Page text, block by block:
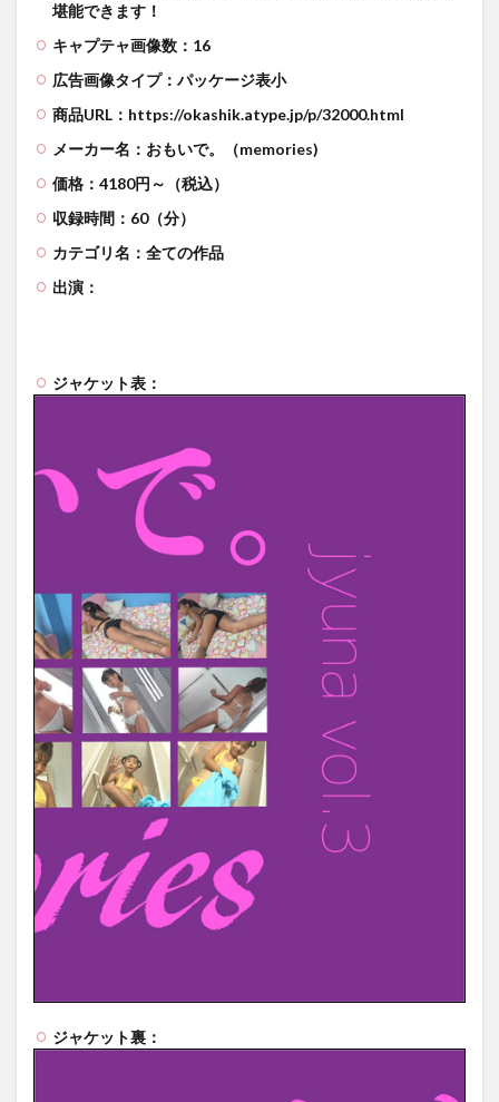
堪能できます！
キャプテャ画像数：16
広告画像タイプ：パッケージ表小
商品URL：https://okashik.atype.jp/p/32000.html
メーカー名：おもいで。（memories)
価格：4180円～（税込）
収録時間：60（分）
カテゴリ名：全ての作品
出演：
ジャケット表：
ジャケット裏：